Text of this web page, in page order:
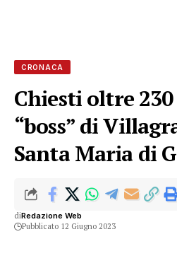
CRONACA
Chiesti oltre
“boss” di
Santa Maria di
diRedazione Web
Pubblicato 12 Giugno 2023